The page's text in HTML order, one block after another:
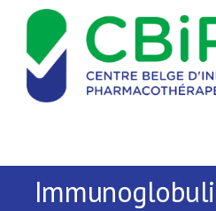
Passer
contenu
Actualités